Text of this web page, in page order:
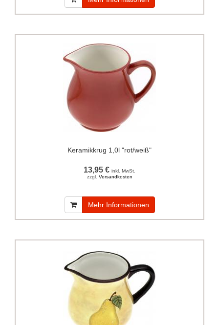
Keramikkrug 1,0l "rot/weiß"
13,95 € inkl. MwSt.
zzgl. Versandkosten
Mehr Informationen